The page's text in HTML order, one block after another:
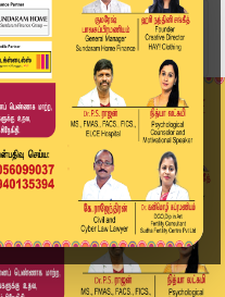
வெள்ளி விலை நில...